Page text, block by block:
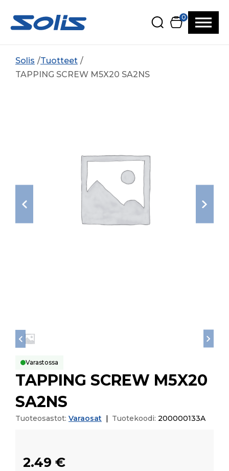
0
Solis
Tuotteet
TAPPING SCREW M5X20 SA2NS
Varastossa
TAPPING SCREW M5X20
SA2NS
Tuoteosastot: Varaosat Tuotekoodi: 200000133A
2.49 €